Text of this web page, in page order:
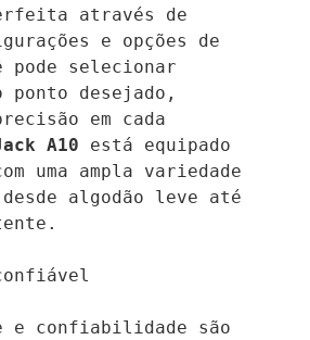
através de
e opções de
pode selecionar
ponto desejado,
em cada
A10 está equipado
uma ampla variedade
algodão leve até
e confiabilidade são